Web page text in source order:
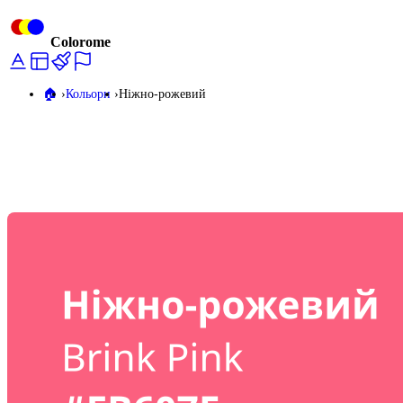
Colorome
🏠️ Кольори Ніжно-рожевий